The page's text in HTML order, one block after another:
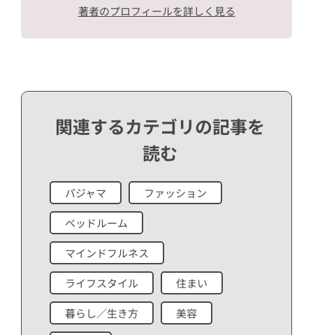
著者のプロフィールを詳しく見る
関連するカテゴリの記事を
読む
パジャマ ファッション
ベッドルーム
マインドフルネス
ライフスタイル 住まい
暮らし／生き方 美容